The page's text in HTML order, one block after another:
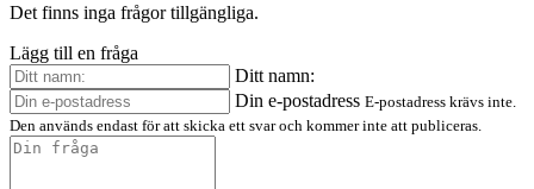
Det finns inga frågor tillgängliga.
Lägg till en fråga
Ditt namn:
Din e-postadress E-postadress krävs inte.
Den används endast för att skicka ett svar och kommer inte att publiceras.